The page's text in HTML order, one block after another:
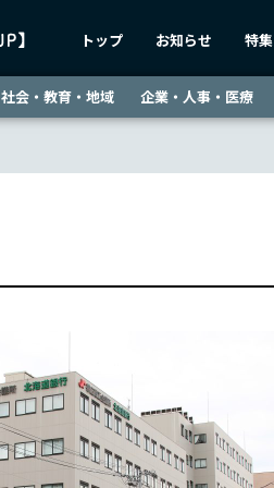
トップ お知らせ 特集
社会・教育・地域 企業・人事・医療